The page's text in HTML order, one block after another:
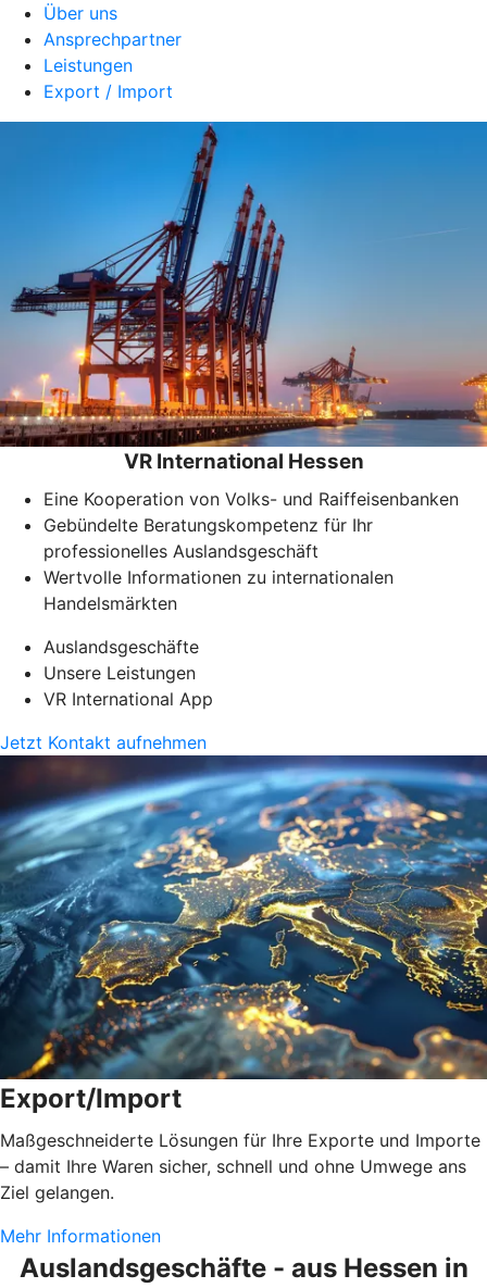
Über uns
Ansprechpartner
Leistungen
Export / Import
VR International Hessen
Eine Kooperation von Volks- und Raiffeisenbanken
Gebündelte Beratungskompetenz für Ihr
professionelles Auslandsgeschäft
Wertvolle Informationen zu internationalen
Handelsmärkten
Auslandsgeschäfte
Unsere Leistungen
VR International App
Jetzt Kontakt aufnehmen
Export/Import
Maßgeschneiderte Lösungen für Ihre Exporte und Importe
– damit Ihre Waren sicher, schnell und ohne Umwege ans
Ziel gelangen.
Mehr Informationen
Auslandsgeschäfte - aus Hessen in